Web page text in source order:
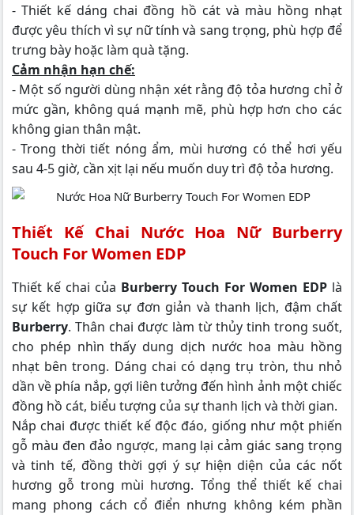
- Thiết kế dáng chai đồng hồ cát và màu hồng nhạt
được yêu thích vì sự nữ tính và sang trọng, phù hợp để
trưng bày hoặc làm quà tặng.
Cảm nhận hạn chế:
- Một số người dùng nhận xét rằng độ tỏa hương chỉ ở
mức gần, không quá mạnh mẽ, phù hợp hơn cho các
không gian thân mật.
- Trong thời tiết nóng ẩm, mùi hương có thể hơi yếu
sau 4-5 giờ, cần xịt lại nếu muốn duy trì độ tỏa hương.
Thiết Kế Chai Nước Hoa Nữ Burberry
Touch For Women EDP
Thiết kế chai của Burberry Touch For Women EDP là
sự kết hợp giữa sự đơn giản và thanh lịch, đậm chất
Burberry. Thân chai được làm từ thủy tinh trong suốt,
cho phép nhìn thấy dung dịch nước hoa màu hồng
nhạt bên trong. Dáng chai có dạng trụ tròn, thu nhỏ
dần về phía nắp, gợi liên tưởng đến hình ảnh một chiếc
đồng hồ cát, biểu tượng của sự thanh lịch và thời gian.
Nắp chai được thiết kế độc đáo, giống như một phiến
gỗ màu đen đảo ngược, mang lại cảm giác sang trọng
và tinh tế, đồng thời gợi ý sự hiện diện của các nốt
hương gỗ trong mùi hương. Tổng thể thiết kế chai
mang phong cách cổ điển nhưng không kém phần